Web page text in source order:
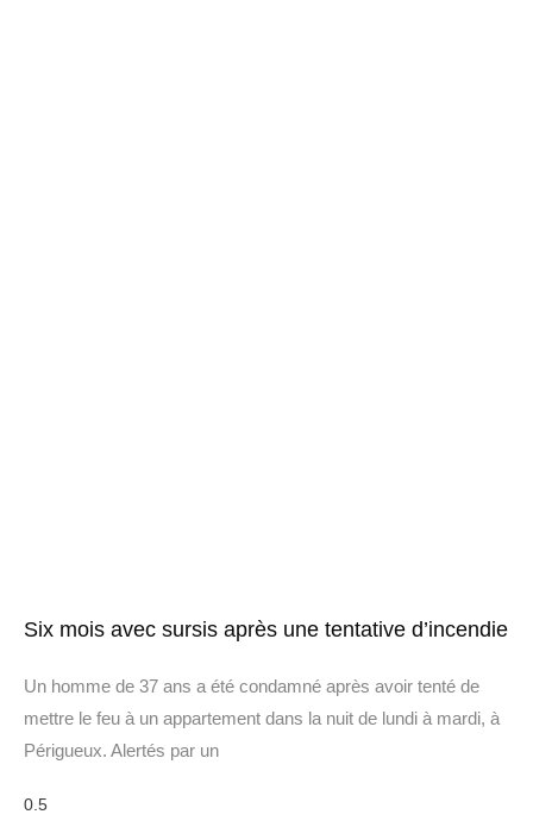
Six mois avec sursis après une tentative d’incendie
Un homme de 37 ans a été condamné après avoir tenté de
mettre le feu à un appartement dans la nuit de lundi à mardi, à
Périgueux. Alertés par un